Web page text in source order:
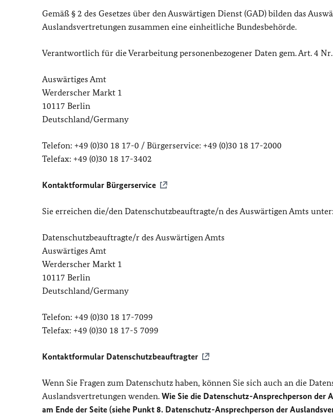
Gemäß § 2 des Gesetzes über den Auswärtigen Dienst (GAD) bilden das
Auslandsvertretungen zusammen eine einheitliche Bundesbehörde.
Verantwortlich für die Verarbeitung personenbezogener Daten gem. Art. 4
Auswärtiges Amt
Werderscher Markt 1
10117 Berlin
Deutschland/Germany
Telefon: +49 (0)30 18 17-0 / Bürgerservice: +49 (0)30 18 17-2000
Telefax: +49 (0)30 18 17-3402
Kontaktformular Bürgerservice
Sie erreichen die/den Datenschutzbeauftragte/n des Auswärtigen Amts unter:
Datenschutzbeauftragte/r des Auswärtigen Amts
Auswärtiges Amt
Werderscher Markt 1
10117 Berlin
Deutschland/Germany
Telefon: +49 (0)30 18 17-7099
Telefax: +49 (0)30 18 17-5 7099
Kontaktformular Datenschutzbeauftragter
Wenn Sie Fragen zum Datenschutz haben, können Sie sich auch an die
Auslandsvertretungen wenden. Wie Sie die Datenschutz-Ansprechperson der
am Ende der Seite (siehe Punkt 8. Datenschutz-Ansprechperson der